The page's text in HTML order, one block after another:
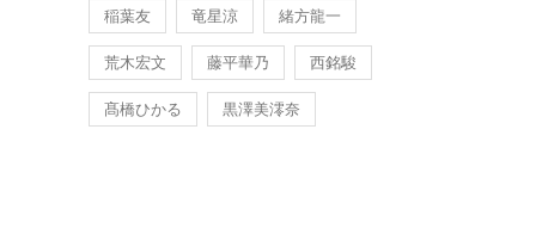
稲葉友 竜星涼 緒方龍一
荒木宏文 藤平華乃 西銘駿
髙橋ひかる 黒澤美澪奈